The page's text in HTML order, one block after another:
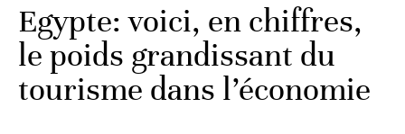
Egypte: voici, en chiffres,
le poids grandissant du
tourisme dans l’économie